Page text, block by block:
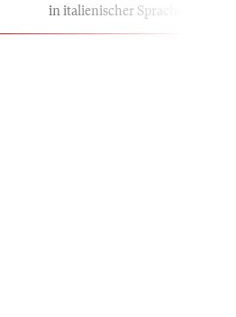
in italienischer Sprache